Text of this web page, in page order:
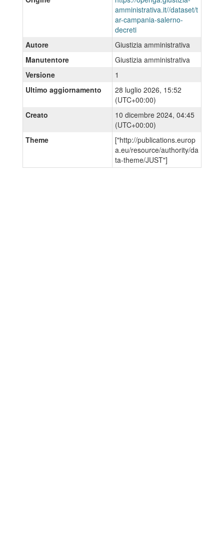
amministrativa.it//dataset/t
ar-campania-salerno-
decreti
Autore
Giustizia amministrativa
Manutentore
Giustizia amministrativa
Versione
1
Ultimo aggiornamento
28 luglio 2026, 15:52
(UTC+00:00)
Creato
10 dicembre 2024, 04:45
(UTC+00:00)
Theme
["http://publications.europ
a.eu/resource/authority/da
ta-theme/JUST"]